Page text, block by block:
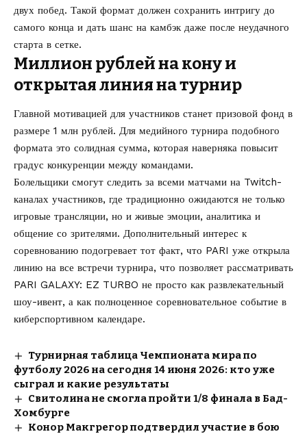
двух побед. Такой формат должен сохранить интригу до
самого конца и дать шанс на камбэк даже после неудачного
старта в сетке.
Миллион рублей на кону и
открытая линия на турнир
Главной мотивацией для участников станет призовой фонд в
размере 1 млн рублей. Для медийного турнира подобного
формата это солидная сумма, которая наверняка повысит
градус конкуренции между командами.
Болельщики смогут следить за всеми матчами на Twitch-
каналах участников, где традиционно ожидаются не только
игровые трансляции, но и живые эмоции, аналитика и
общение со зрителями. Дополнительный интерес к
соревнованию подогревает тот факт, что PARI уже открыла
линию на все встречи турнира, что позволяет рассматривать
PARI GALAXY: EZ TURBO не просто как развлекательный
шоу-ивент, а как полноценное соревновательное событие в
киберспортивном календаре.
Турнирная таблица Чемпионата мира по
футболу 2026 на сегодня 14 июня 2026: кто уже
сыграл и какие результаты
Свитолина не смогла пройти 1/8 финала в Бад-
Хомбурге
Конор Макгрегор подтвердил участие в бою